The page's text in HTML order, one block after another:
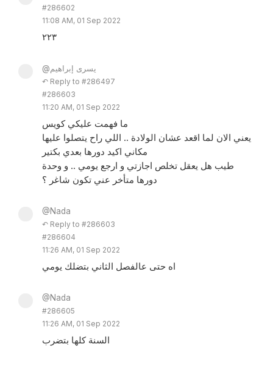
#286602
11:08 AM, 01 Sep 2022
٢٢٣
@يسرى إبراهيم
↶ Reply to #286497
#286603
11:20 AM, 01 Sep 2022
ما فهمت عليكي كويس
يعني الان لما اقعد عشان الولادة .. اللي راح يتصلوا عليها
مكاني اكيد دورها بعدي بكتير
طيب هل يعقل تخلص اجازتي و ارجع يومي .. و وحدة
دورها متأخر عني تكون شاغر ؟
@Nada
↶ Reply to #286603
#286604
11:26 AM, 01 Sep 2022
اه حتى عالفصل الثاني بتضلك يومي
@Nada
#286605
11:26 AM, 01 Sep 2022
السنة كلها بتضرب